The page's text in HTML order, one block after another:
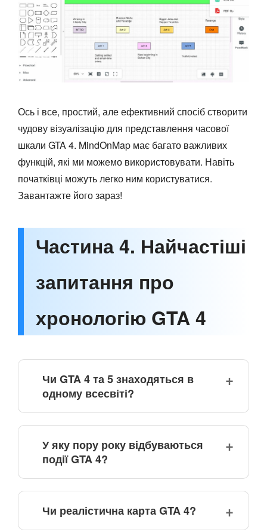
Ось і все, простий, але ефективний спосіб створити
чудову візуалізацію для представлення часової
шкали GTA 4. MindOnMap має багато важливих
функцій, які ми можемо використовувати. Навіть
початківці можуть легко ним користуватися.
Завантажте його зараз!
Частина 4. Найчастіші
запитання про
хронологію GTA 4
Чи GTA 4 та 5 знаходяться в
одному всесвіті?
У яку пору року відбуваються
події GTA 4?
Чи реалістична карта GTA 4?